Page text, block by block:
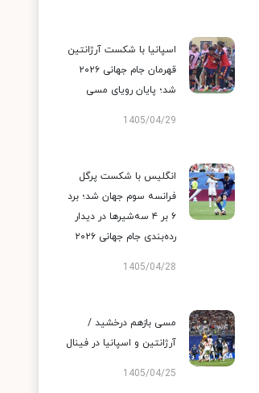
اسپانیا با شکست آرژانتین
قهرمان جام جهانی ۲۰۲۶
شد؛ پایان رویای مسی
1405/04/29
انگلیس با شکست پرگل
فرانسه سوم جهان شد؛ برد
۶ بر ۴ سه‌شیرها در دیدار
رده‌بندی جام جهانی ۲۰۲۶
1405/04/28
مسی بازهم درخشید /
آرژانتین و اسپانیا در فینال
1405/04/25